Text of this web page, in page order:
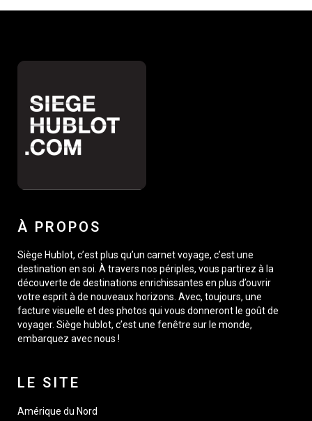
À PROPOS
Siège Hublot, c’est plus qu’un carnet voyage, c’est une
destination en soi. À travers nos périples, vous partirez à la
découverte de destinations enrichissantes en plus d’ouvrir
votre esprit à de nouveaux horizons. Avec, toujours, une
facture visuelle et des photos qui vous donneront le goût de
voyager. Siège hublot, c’est une fenêtre sur le monde,
embarquez avec nous !
LE SITE
Amérique du Nord